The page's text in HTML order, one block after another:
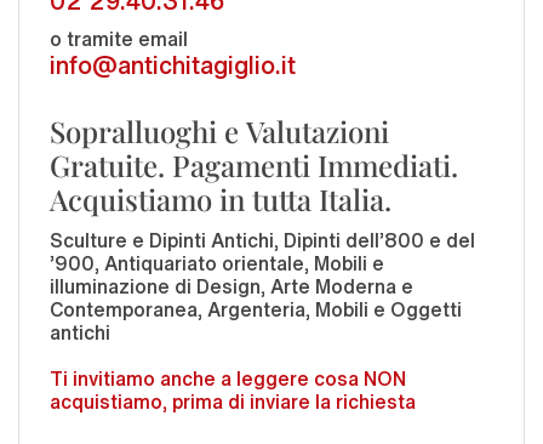
o tramite email
info@antichitagiglio.it
Sopralluoghi e Valutazioni
Gratuite. Pagamenti Immediati.
Acquistiamo in tutta Italia.
Sculture e Dipinti Antichi, Dipinti dell'800 e del
'900, Antiquariato orientale, Mobili e
illuminazione di Design, Arte Moderna e
Contemporanea, Argenteria, Mobili e Oggetti
antichi
Ti invitiamo anche a leggere cosa NON
acquistiamo, prima di inviare la richiesta